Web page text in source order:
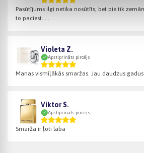
Pasūtījums ilgi netika nosūtīts, bet pie tik
to paciest. ...
Violeta Z.
Apstiprināts pircējs
Manas vismīļākās smaržas. Jau daudzus
Viktor S.
Apstiprināts pircējs
Smarža ir ļoti laba